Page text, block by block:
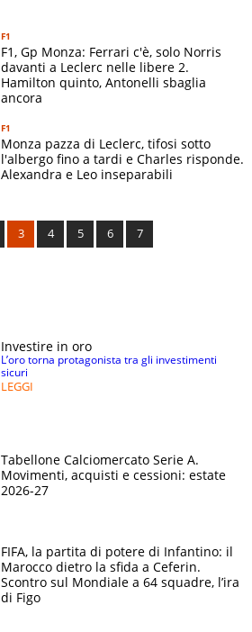
F1
F1, Gp Monza: Ferrari c'è, solo Norris
davanti a Leclerc nelle libere 2.
Hamilton quinto, Antonelli sbaglia
ancora
F1
Monza pazza di Leclerc, tifosi sotto
l'albergo fino a tardi e Charles risponde.
Alexandra e Leo inseparabili
3 4 5 6 7
Investire in oro
L’oro torna protagonista tra gli investimenti
sicuri
LEGGI
Tabellone Calciomercato Serie A.
Movimenti, acquisti e cessioni: estate
2026-27
FIFA, la partita di potere di Infantino: il
Marocco dietro la sfida a Ceferin.
Scontro sul Mondiale a 64 squadre, l’ira
di Figo